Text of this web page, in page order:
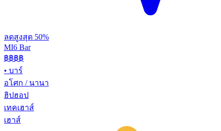
ลดสูงสุด 50%
MI6 Bar
฿฿฿฿
• บาร์
อโศก / นานา
ฮิปฮอป
เทคเฮาส์
เฮาส์